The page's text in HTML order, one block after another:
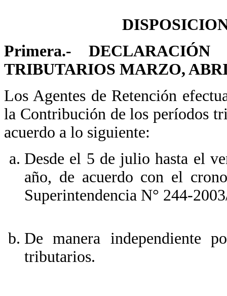
Primera.-
TRIBUTARIOS MARZO,
Los Agentes de Retención
la Contribución de los períodos
acuerdo a lo siguiente:
Desde el 5 de julio hasta el
año, de acuerdo con el
Superintendencia N° 244-
De manera independiente
tributarios.